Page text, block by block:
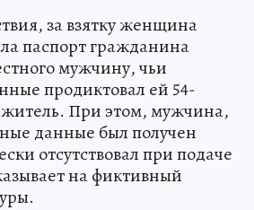
за взятку женщина
паспорт гражданина
мужчину, чьи
продиктовал ей 54-
При этом, мужчина,
данные был получен
отсутствовал при подаче
на фиктивный